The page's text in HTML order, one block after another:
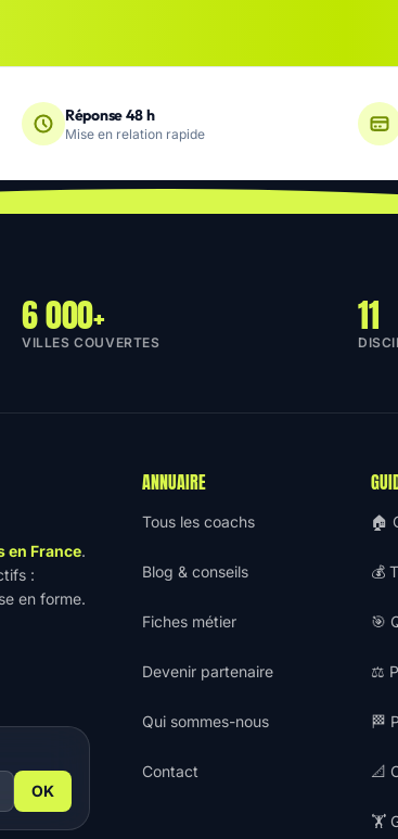
Réponse 48 h
Mise en relation rapide
6 000+
VILLES COUVERTES
11
en France.
:
en forme.
OK
ANNUAIRE
Tous les coachs
Blog & conseils
Fiches métier
Devenir partenaire
Qui sommes-nous
Contact
🏠
💰
🎯
⚖️
🏁
📐
🏋️